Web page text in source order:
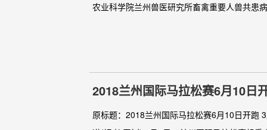
农业科学院兰州兽医研究所畜禽重要人兽共患
2018兰州国际马拉松赛6月10日
原标题：2018兰州国际马拉松赛6月10日开跑